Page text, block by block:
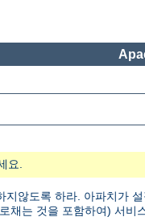
요.
않도록 하라. 아파치가
채는 것을 포함하여) 서